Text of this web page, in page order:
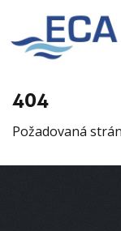
404
Požadovaná